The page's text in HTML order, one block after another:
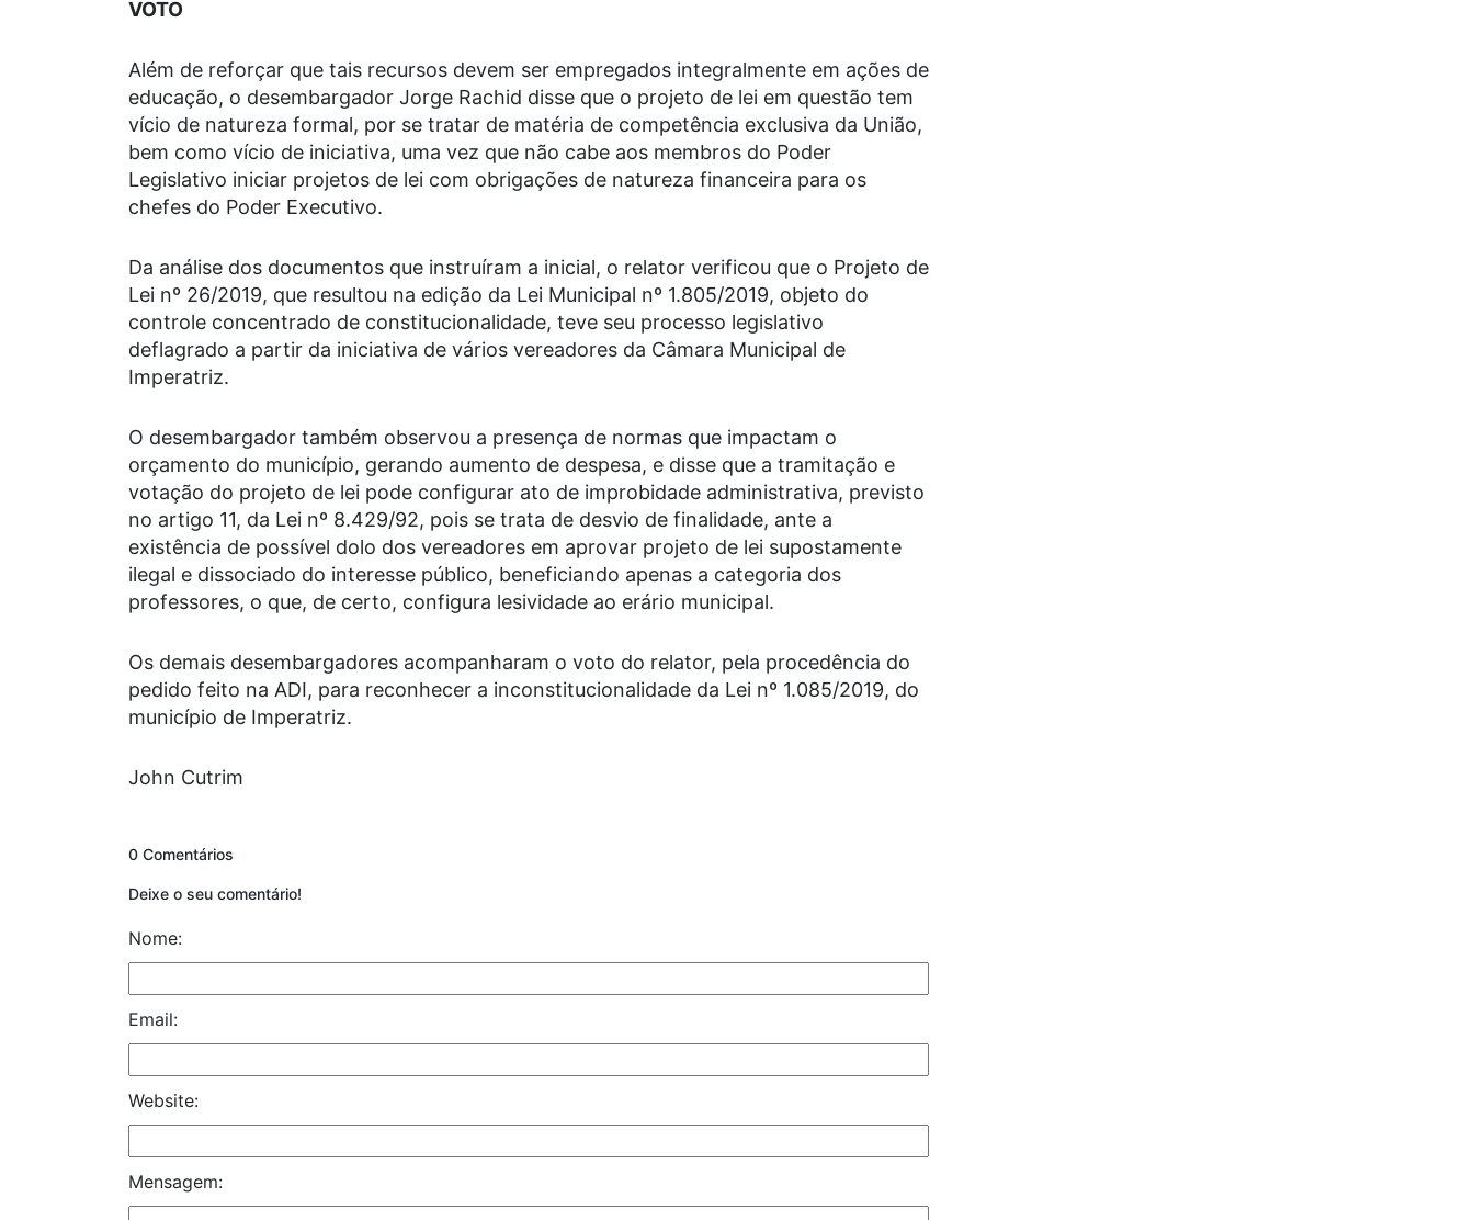
VOTO
Além de reforçar que tais recursos devem ser empregados integralmente em ações de
educação, o desembargador Jorge Rachid disse que o projeto de lei em questão tem
vício de natureza formal, por se tratar de matéria de competência exclusiva da União,
bem como vício de iniciativa, uma vez que não cabe aos membros do Poder
Legislativo iniciar projetos de lei com obrigações de natureza financeira para os
chefes do Poder Executivo.
Da análise dos documentos que instruíram a inicial, o relator verificou que o Projeto de
Lei nº 26/2019, que resultou na edição da Lei Municipal nº 1.805/2019, objeto do
controle concentrado de constitucionalidade, teve seu processo legislativo
deflagrado a partir da iniciativa de vários vereadores da Câmara Municipal de
Imperatriz.
O desembargador também observou a presença de normas que impactam o
orçamento do município, gerando aumento de despesa, e disse que a tramitação e
votação do projeto de lei pode configurar ato de improbidade administrativa, previsto
no artigo 11, da Lei nº 8.429/92, pois se trata de desvio de finalidade, ante a
existência de possível dolo dos vereadores em aprovar projeto de lei supostamente
ilegal e dissociado do interesse público, beneficiando apenas a categoria dos
professores, o que, de certo, configura lesividade ao erário municipal.
Os demais desembargadores acompanharam o voto do relator, pela procedência do
pedido feito na ADI, para reconhecer a inconstitucionalidade da Lei nº 1.085/2019, do
município de Imperatriz.
John Cutrim
0 Comentários
Deixe o seu comentário!
Nome:
Email:
Website:
Mensagem: